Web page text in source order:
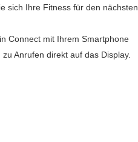
sich Ihre Fitness für den nächsten
Connect mit Ihrem Smartphone
Anrufen direkt auf das Display.